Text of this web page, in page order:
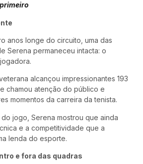
anos longe do circuito, uma das
Serena permaneceu intacta: o
alcançou impressionantes 193
chamou atenção do público e
momentos da carreira da tenista.
do jogo, Serena mostrou que ainda
e a competitividade que a
lenda do esporte.
e fora das quadras